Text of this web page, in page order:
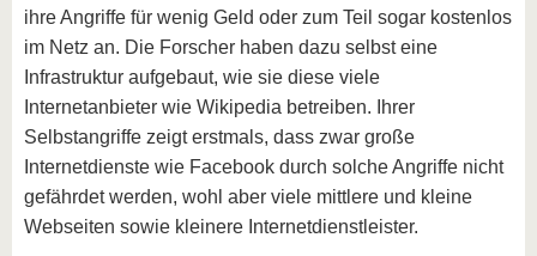
ihre Angriffe für wenig Geld oder zum Teil sogar kostenlos
im Netz an. Die Forscher haben dazu selbst eine
Infrastruktur aufgebaut, wie sie diese viele
Internetanbieter wie Wikipedia betreiben. Ihrer
Selbstangriffe zeigt erstmals, dass zwar große
Internetdienste wie Facebook durch solche Angriffe nicht
gefährdet werden, wohl aber viele mittlere und kleine
Webseiten sowie kleinere Internetdienstleister.